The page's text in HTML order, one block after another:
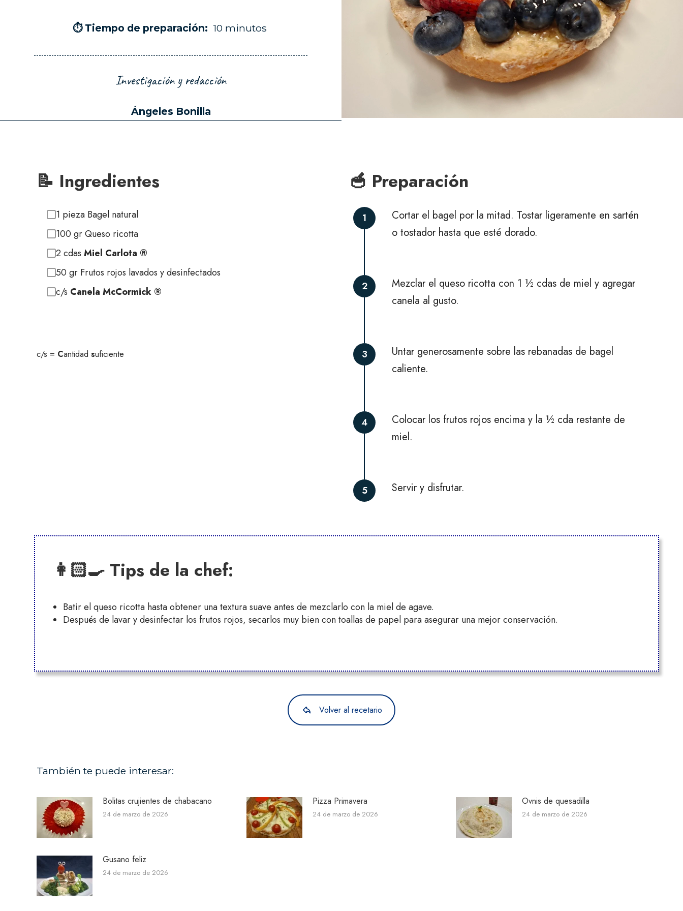
⏱ Tiempo de preparación: 10 minutos
Investigación y redacción
Ángeles Bonilla
📝 Ingredientes
1 pieza Bagel natural
100 gr Queso ricotta
2 cdas Miel Carlota ®
50 gr Frutos rojos lavados y desinfectados
c/s Canela McCormick ®
c/s = Cantidad suficiente
🥣 Preparación
1
Cortar el bagel por la mitad. Tostar ligeramente en sartén
o tostador hasta que esté dorado.
2
Mezclar el queso ricotta con 1 ½ cdas de miel y agregar
canela al gusto.
3
Untar generosamente sobre las rebanadas de bagel
caliente.
4
Colocar los frutos rojos encima y la ½ cda restante de
miel.
5 Servir y disfrutar.
👩🏻‍🍳 Tips de la chef:
Batir el queso ricotta hasta obtener una textura suave antes de mezclarlo con la miel de agave.
Después de lavar y desinfectar los frutos rojos, secarlos muy bien con toallas de papel para asegurar una mejor conservación.
Volver al recetario
También te puede interesar:
Bolitas crujientes de chabacano
24 de marzo de 2026
Pizza Primavera
24 de marzo de 2026
Ovnis de quesadilla
24 de marzo de 2026
Gusano feliz
24 de marzo de 2026